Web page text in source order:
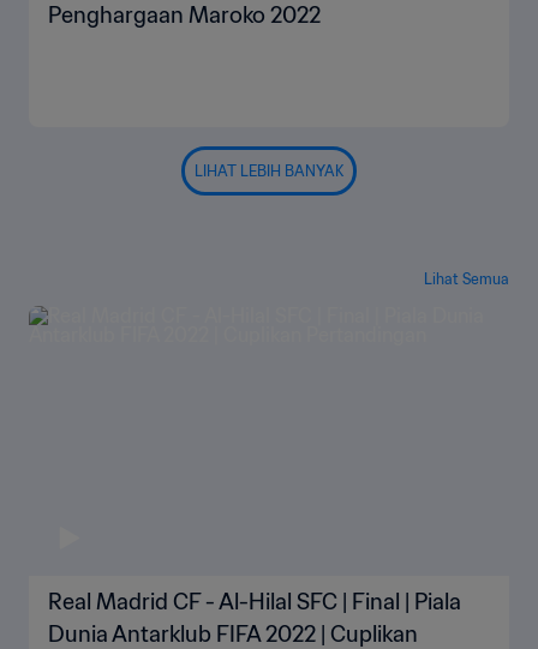
Penghargaan Maroko 2022
LIHAT LEBIH BANYAK
Lihat Semua
Real Madrid CF - Al-Hilal SFC | Final | Piala
Dunia Antarklub FIFA 2022 | Cuplikan